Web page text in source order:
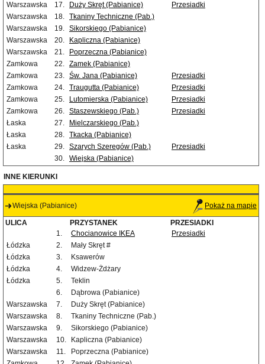
Warszawska
17. Duży Skręt (Pabianice)
Przesiadki
Warszawska
18. Tkaniny Techniczne (Pab.)
Warszawska
19. Sikorskiego (Pabianice)
Warszawska
20.
Kapliczna (Pabianice)
Warszawska
21.
Poprzeczna (Pabianice)
Zamkowa
22. Zamek (Pabianice)
Zamkowa
23. Św. Jana (Pabianice)
Przesiadki
Zamkowa
24. Traugutta (Pabianice)
Przesiadki
Zamkowa
25. Lutomierska (Pabianice)
Przesiadki
Zamkowa
26. Staszewskiego (Pab.)
Przesiadki
Łaska
27.
Mielczarskiego (Pab.)
Łaska
28. Tkacka (Pabianice)
Łaska
29. Szarych Szeregów (Pab.)
Przesiadki
30. Wiejska (Pabianice)
INNE KIERUNKI
Wiejska (Pabianice) Pokaż na mapie
ULICA PRZYSTANEK
PRZESIADKI
1.
Chocianowice IKEA
Przesiadki
Łódzka
2.
Mały Skręt #
Łódzka
3.
Ksawerów
Łódzka
4.
Widzew-Żdżary
Łódzka
5.
Teklin
6.
Dąbrowa (Pabianice)
Warszawska
7.
Duży Skręt (Pabianice)
Warszawska
8.
Tkaniny Techniczne (Pab.)
Warszawska
9.
Sikorskiego (Pabianice)
Warszawska
10.
Kapliczna (Pabianice)
Warszawska
11.
Poprzeczna (Pabianice)